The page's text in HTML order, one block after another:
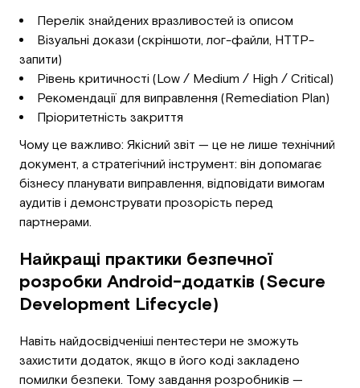
Перелік знайдених вразливостей із описом
Візуальні докази (скріншоти, лог-файли, HTTP-
запити)
Рівень критичності (Low / Medium / High / Critical)
Рекомендації для виправлення (Remediation Plan)
Пріоритетність закриття
Чому це важливо: Якісний звіт — це не лише технічний
документ, а стратегічний інструмент: він допомагає
бізнесу планувати виправлення, відповідати вимогам
аудитів і демонструвати прозорість перед
партнерами.
Найкращі практики безпечної
розробки Android-додатків (Secure
Development Lifecycle)
Навіть найдосвідченіші пентестери не зможуть
захистити додаток, якщо в його коді закладено
помилки безпеки. Тому завдання розробників —